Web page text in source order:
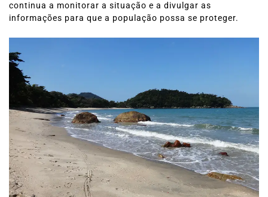
continua a monitorar a situação e a divulgar as
informações para que a população possa se proteger.